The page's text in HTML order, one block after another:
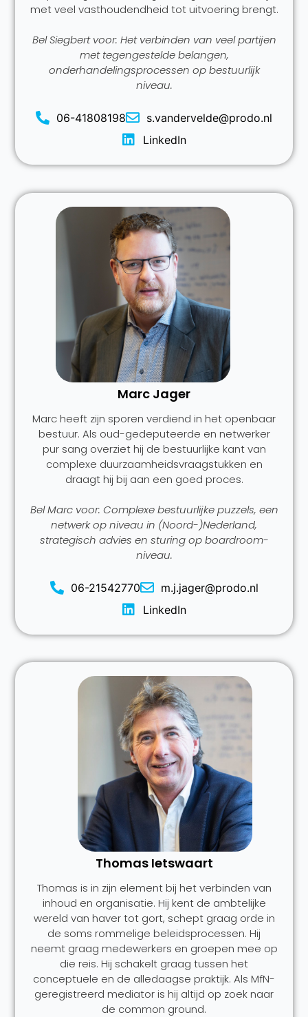
met veel vasthoudendheid tot uitvoering brengt.
Bel Siegbert voor: Het verbinden van veel partijen
met tegengestelde belangen,
onderhandelingsprocessen op bestuurlijk
niveau.
06-41808198
s.vandervelde@prodo.nl
LinkedIn
Marc Jager
Marc heeft zijn sporen verdiend in het openbaar
bestuur. Als oud-gedeputeerde en netwerker
pur sang overziet hij de bestuurlijke kant van
complexe duurzaamheidsvraagstukken en
draagt hij bij aan een goed proces.
Bel Marc voor: Complexe bestuurlijke puzzels, een
netwerk op niveau in (Noord-)Nederland,
strategisch advies en sturing op boardroom-
niveau.
06-21542770
m.j.jager@prodo.nl
LinkedIn
Thomas Ietswaart
Thomas is in zijn element bij het verbinden van
inhoud en organisatie. Hij kent de ambtelijke
wereld van haver tot gort, schept graag orde in
de soms rommelige beleidsprocessen. Hij
neemt graag medewerkers en groepen mee op
die reis. Hij schakelt graag tussen het
conceptuele en de alledaagse praktijk. Als MfN-
geregistreerd mediator is hij altijd op zoek naar
de common ground.